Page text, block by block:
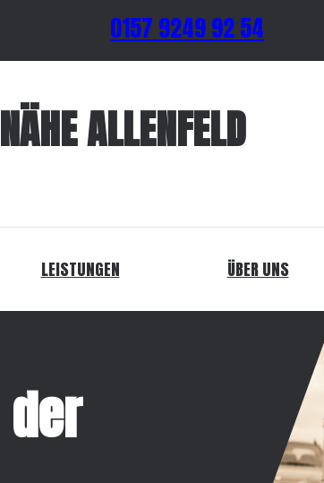
0157 9249 92 54
ALLENFELD
LEISTUNGEN ÜBER UNS